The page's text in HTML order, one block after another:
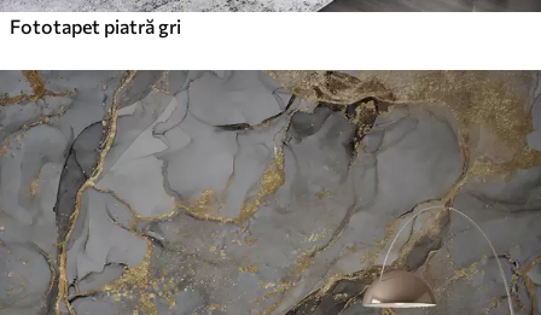
Fototapet piatră gri